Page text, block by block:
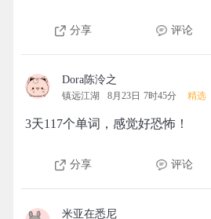
分享 评论
Dora陈泠之
镇远江湖 8月23日 7时45分 精选
3天117个单词，感觉好恐怖！
分享 评论
米亚在悉尼